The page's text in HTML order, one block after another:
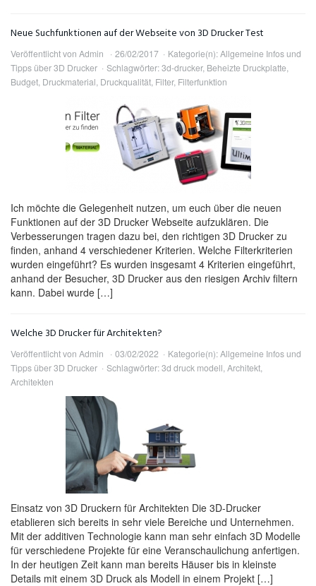
Neue Suchfunktionen auf der Webseite von 3D Drucker Test
Veröffentlicht von Admin 26/02/2017 Kategorie(n):Allgemeine Infos und
Tipps über 3D Drucker
Schlagwörter:3d-drucker, Beheizte Druckplatte,
Budget, Druckmaterial, Druckqualität, Filter, Filterfunktion
Ich möchte die Gelegenheit nutzen, um euch über die neuen
Funktionen auf der 3D Drucker Webseite aufzuklären. Die
Verbesserungen tragen dazu bei, den richtigen 3D Drucker zu
finden, anhand 4 verschiedener Kriterien. Welche Filterkriterien
wurden eingeführt? Es wurden insgesamt 4 Kriterien eingeführt,
anhand der Besucher, 3D Drucker aus den riesigen Archiv filtern
kann. Dabei wurde […]
Welche 3D Drucker für Architekten?
Veröffentlicht von Admin 03/02/2022 Kategorie(n):Allgemeine Infos und
Tipps über 3D Drucker
Schlagwörter:3d druck modell, Architekt,
Architekten
Einsatz von 3D Druckern für Architekten Die 3D-Drucker
etablieren sich bereits in sehr viele Bereiche und Unternehmen.
Mit der additiven Technologie kann man sehr einfach 3D Modelle
für verschiedene Projekte für eine Veranschaulichung anfertigen.
In der heutigen Zeit kann man bereits Häuser bis in kleinste
Details mit einem 3D Druck als Modell in einem Projekt […]